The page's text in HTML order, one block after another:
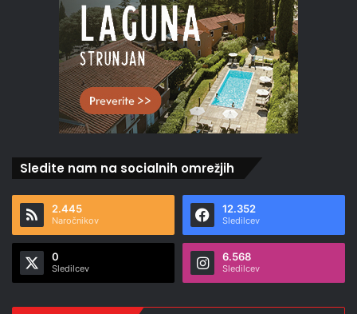
Sledite nam na socialnih omrežjih
2.445
Naročnikov
12.352
Sledilcev
0
Sledilcev
6.568
Sledilcev